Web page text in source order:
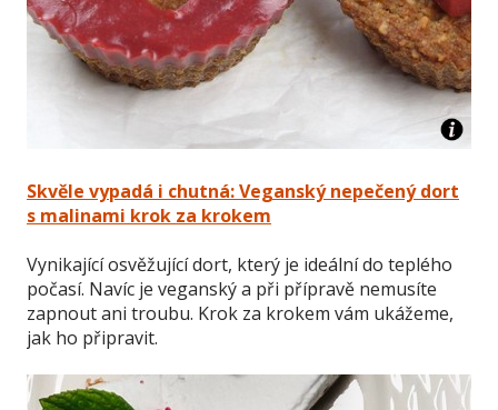
Skvěle vypadá i chutná: Veganský nepečený dort
s malinami krok za krokem
Vynikající osvěžující dort, který je ideální do teplého
počasí. Navíc je veganský a při přípravě nemusíte
zapnout ani troubu. Krok za krokem vám ukážeme,
jak ho připravit.